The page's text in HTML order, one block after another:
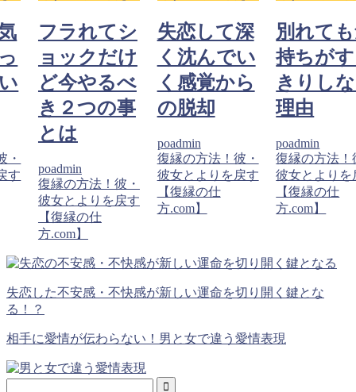
・
す
フラれてシ
ョックだけ
ど今やるべ
き２つの事
とは
poadmin
復縁の方法！彼・
彼女とよりを戻す
【復縁の仕
方.com】
失恋して深
く沈んでい
く感覚から
の脱却
poadmin
復縁の方法！彼・
彼女とよりを戻す
【復縁の仕
方.com】
別れて
持ちが
きりし
理由
poadmin
復縁の方法！
彼女とよりを
【復縁の仕
方.com】
失恋した不安感・不快感が新しい運命を切り開く鍵とな
る！？
相手に愛情が伝わらない！男と女で違う愛情表現